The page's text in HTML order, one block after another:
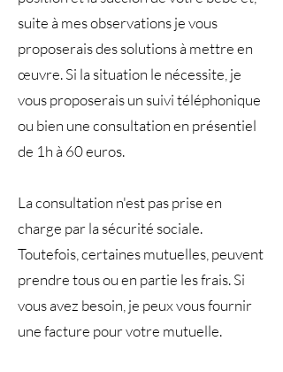
suite à mes observations je vous
proposerais des solutions à mettre en
œuvre. Si la situation le nécessite, je
vous proposerais un suivi téléphonique
ou bien une consultation en présentiel
de 1h à 60 euros.
La consultation n'est pas prise en
charge par la sécurité sociale.
Toutefois, certaines mutuelles, peuvent
prendre tous ou en partie les frais. Si
vous avez besoin, je peux vous fournir
une facture pour votre mutuelle.